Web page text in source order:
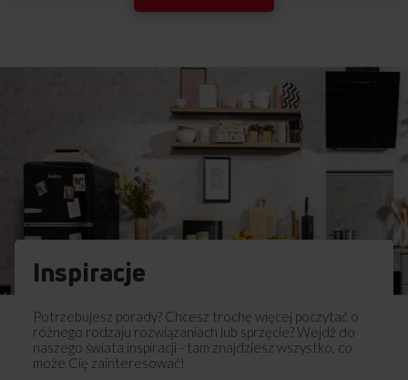
Ostrzeżenia i informacje dotyczące
Pobierz
Skrócona instrukcja obsługi
Instrukcja obsługi Pobierz
Inspiracje
Potrzebujesz porady? Chcesz trochę więcej poczytać o
różnego rodzaju rozwiązaniach lub sprzęcie? Wejdź do
naszego świata inspiracji - tam znajdziesz wszystko, co
może Cię zainteresować!